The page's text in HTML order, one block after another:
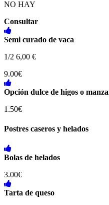
NO HAY
Consultar
Semi curado de vaca
1/2 6,00 €
9.00€
Opción dulce de higos o
1.50€
Postres caseros y helados
Bolas de helados
3.00€
Tarta de queso